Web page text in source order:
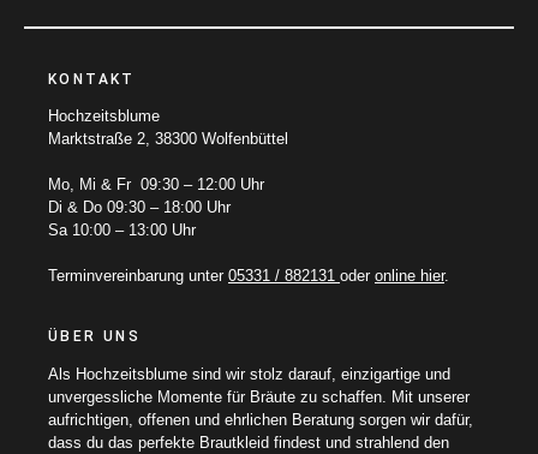
KONTAKT
Hochzeitsblume
Marktstraße 2, 38300 Wolfenbüttel
Mo, Mi & Fr 09:30 – 12:00 Uhr
Di & Do 09:30 – 18:00 Uhr
Sa 10:00 – 13:00 Uhr
Terminvereinbarung unter 05331 / 882131 oder online hier.
ÜBER UNS
Als Hochzeitsblume sind wir stolz darauf, einzigartige und
unvergessliche Momente für Bräute zu schaffen. Mit unserer
aufrichtigen, offenen und ehrlichen Beratung sorgen wir dafür,
dass du das perfekte Brautkleid findest und strahlend den